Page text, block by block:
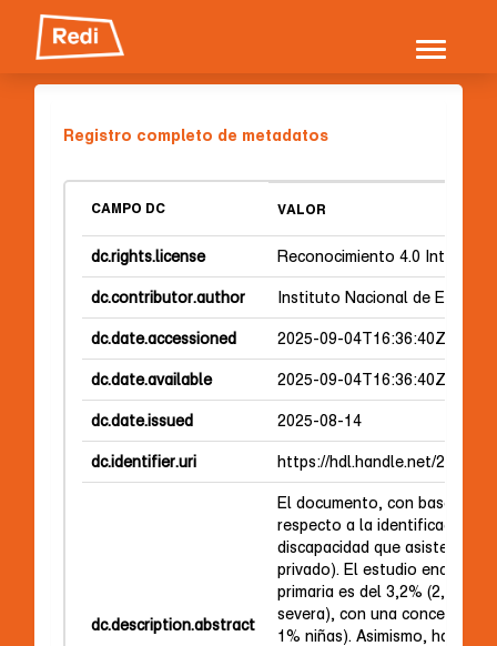
navigation
Registro completo de metadatos
CAMPO DC VALOR
dc.rights.license Reconocimiento 4.0
dc.contributor.author Instituto Nacional de
dc.date.accessioned 2025-09-04T16:36:40Z
dc.date.available 2025-09-04T16:36:40Z
dc.date.issued 2025-08-14
dc.identifier.uri https://hdl.handle.net/
dc.description.abstract
El documento, con base en
respecto a la identificación y
discapacidad que asisten al
privado). El estudio encontró
primaria es del 3,2% (2,3%
severa), con una
1% niñas). Asimismo, halló